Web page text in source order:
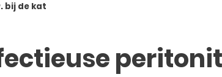
bij de kat